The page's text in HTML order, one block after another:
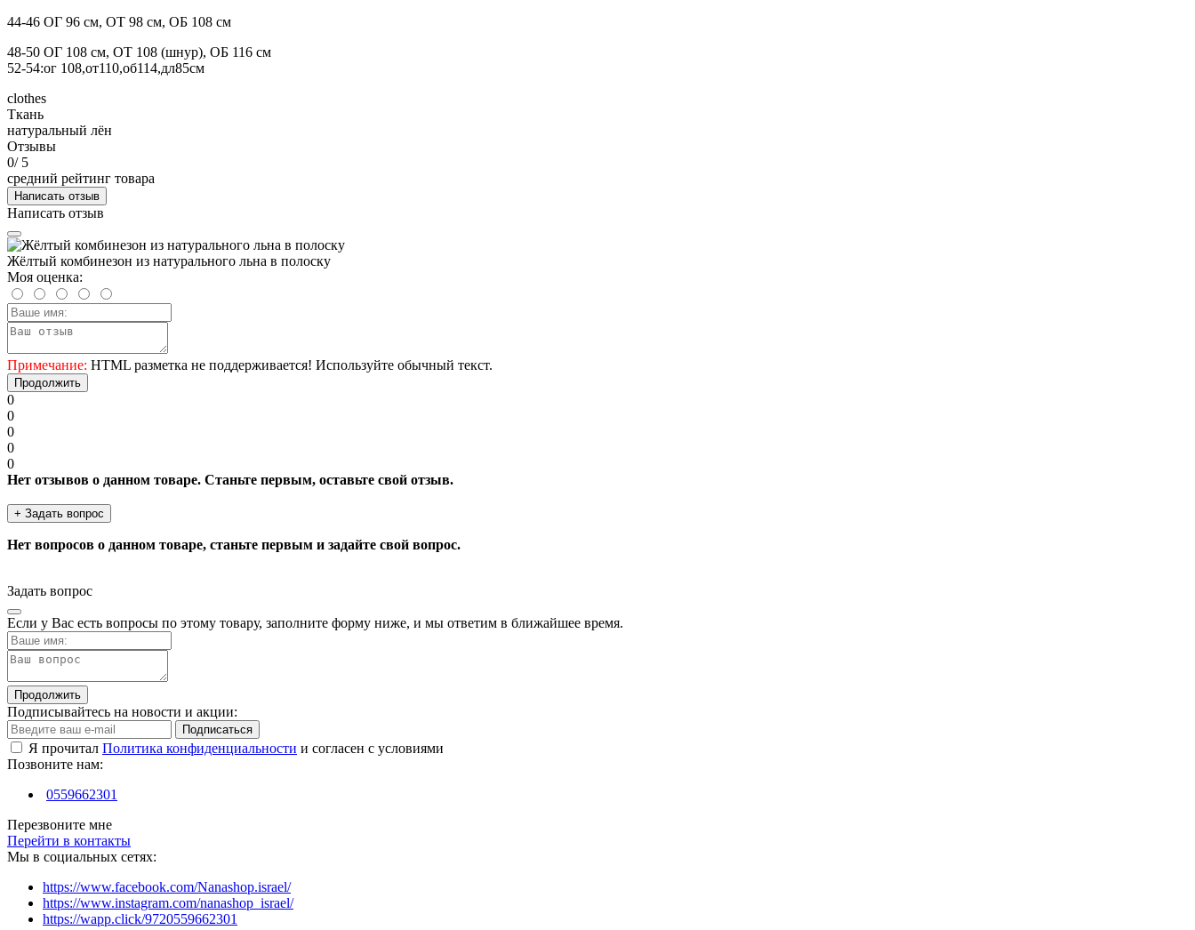
44-46 ОГ 96 см, ОТ 98 см, ОБ 108 см
48-50 ОГ 108 см, ОТ 108 (шнур), ОБ 116 см
52-54:ог 108,от110,об114,дл85см
clothes
Ткань
натуральный лён
Отзывы
0/ 5
средний рейтинг товара
Написать отзыв
Написать отзыв
Жёлтый комбинезон из натурального льна в полоску
Моя оценка:
Примечание: HTML разметка не поддерживается! Используйте обычный текст.
Продолжить
0
0
0
0
0
Нет отзывов о данном товаре. Станьте первым, оставьте свой отзыв.
+ Задать вопрос
Нет вопросов о данном товаре, станьте первым и задайте свой вопрос.
Задать вопрос
Если у Вас есть вопросы по этому товару, заполните форму ниже, и мы ответим в ближайшее время.
Продолжить
Подписывайтесь на новости и акции:
Подписаться
Я прочитал Политика конфиденциальности и согласен с условиями
Позвоните нам:
0559662301
Перезвоните мне
Перейти в контакты
Мы в социальных сетях:
https://www.facebook.com/Nanashop.israel/
https://www.instagram.com/nanashop_israel/
https://wapp.click/9720559662301